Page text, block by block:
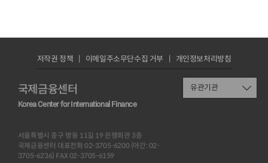
국제금융센터
Korea Center for International Finance
서울특별시 중구 명동 11길 19 은행회관 3층
국제금융센터 대표전화 02-3705-6200 (야간: 02-
3705-6236) FAX 02-3705-6159
저작권 정책 이메일주소무단수집 거부 개인정보처리방침
유관기관